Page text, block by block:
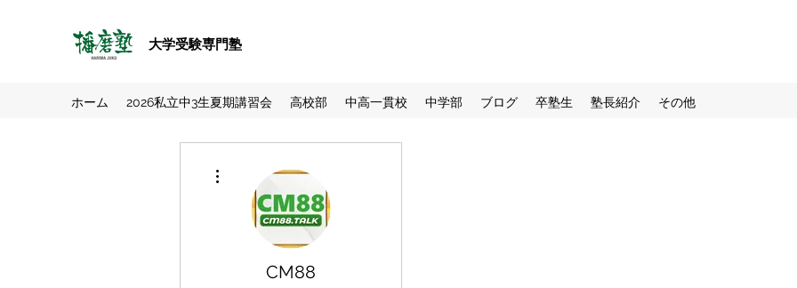
大学受験専門塾
ホーム 2026私立中3生夏期講習会 高校部 中高一貫校 中学部 ブログ 卒塾生 塾長紹介 その他
CM88